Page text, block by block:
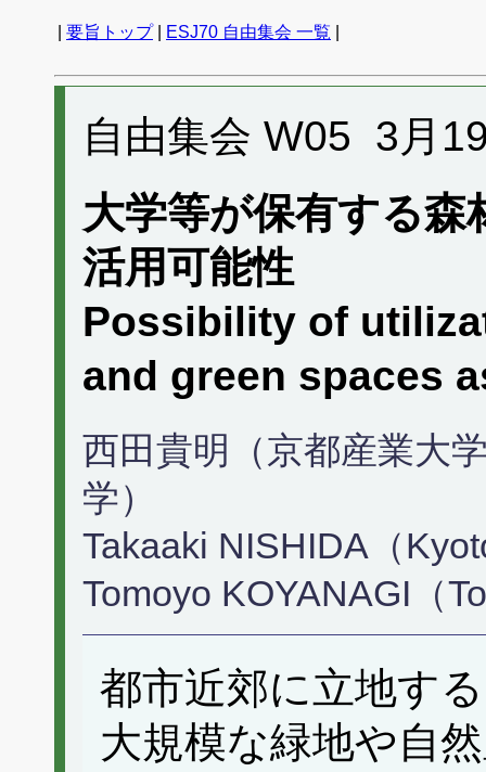
要旨トップ| ESJ70 自由集会 一覧
自由集会 W05 3月
大学等が保有する森
活用可能性
Possibility of
and green spaces
西田貴明（京都産業大
学）
Takaaki NISHIDA（
Tomoyo KOYANAGI（
都市近郊に立地す
大規模な緑地や自